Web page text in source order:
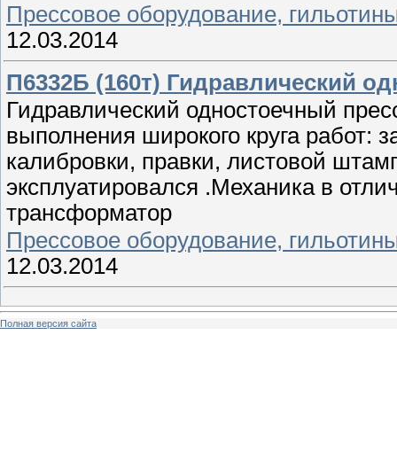
Прессовое оборудование,
12.03.2014
П6332Б (160т) Гидравлический
Гидравлический одностоечный
выполнения широкого круга работ:
калибровки, правки, листовой
эксплуатировался .Механика в
трансформатор
Прессовое оборудование,
12.03.2014
Полная версия сайта